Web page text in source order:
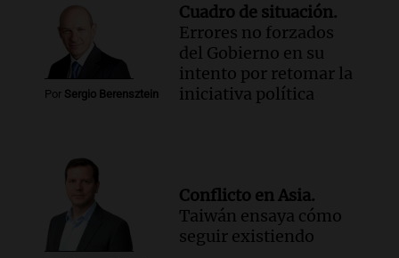
Por Sergio Berensztein
Cuadro de situación.
Errores no forzados
del Gobierno en su
intento por retomar la
iniciativa política
Conflicto en Asia.
Taiwán ensaya cómo
seguir existiendo